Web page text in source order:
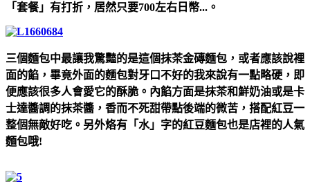
「套餐」有打折，居然只要700左右日幣...。
三個麵包中最讓我驚豔的是這個抹茶金磚麵包，或者應該說裡
面的餡，畢竟外面的麵包對牙口不好的我來說有一點略硬，即
便應該很多人會愛它的酥脆。內餡方面是抹茶和鮮奶油或是卡
士達醬調的抹茶醬，香而不死甜帶點後端的微苦，搭配紅豆一
整個無敵好吃。另外烙有「水」字的紅豆麵包也是店裡的人氣
麵包哦!